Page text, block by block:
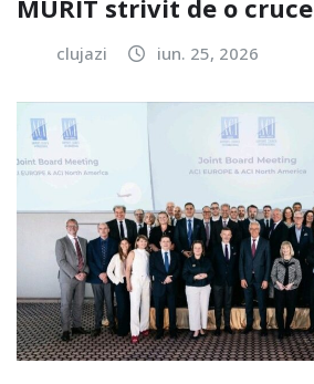
MURIT strivit de o cruce
clujazi iun. 25, 2026